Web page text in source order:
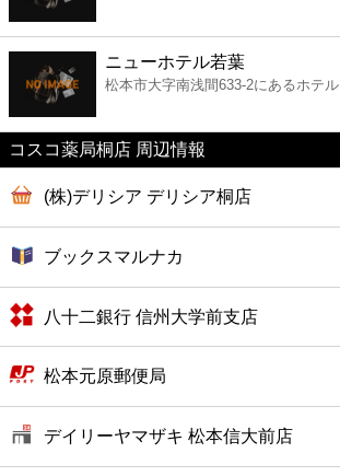
ファーストフード
カフェ
ショッピング
銀行
公共
病院
ホテル
ニューホテル若葉
松本市大字南浅間633-2にあるホテル
コスコ薬局桐店 周辺情報
(株)デリシア デリシア桐店
ブックスマルナカ
八十二銀行 信州大学前支店
松本元原郵便局
デイリーヤマザキ 松本信大前店